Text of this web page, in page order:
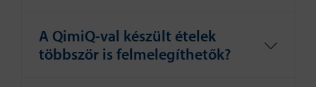
A QimiQ-val készült ételek
többször is felmelegíthetők?